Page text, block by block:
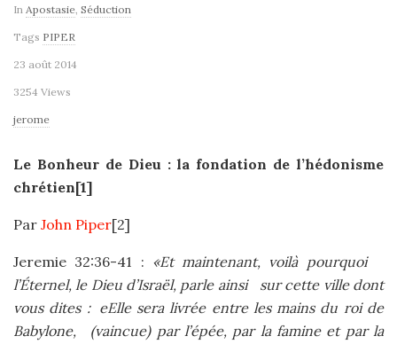
In Apostasie, Séduction
Tags PIPER
23 août 2014
3254 Views
jerome
Le Bonheur de Dieu : la fondation de l’hédonisme
chrétien[1]
Par John Piper[2]
Jeremie 32:36-41 : «Et maintenant, voilà pourquoi
l’Éternel, le Dieu d’Israël, parle ainsi sur cette ville dont
vous dites : eElle sera livrée entre les mains du roi de
Babylone, (vaincue) par l’épée, par la famine et par la